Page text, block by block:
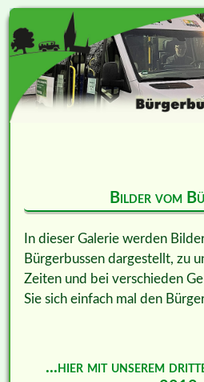
Bilder vom
In dieser Galerie werden
Bürgerbussen dargestellt, zu
Zeiten und bei verschieden
Sie sich einfach mal den
...hier mit unserem